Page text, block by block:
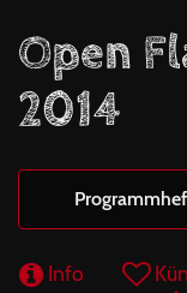
Open
2014
Info